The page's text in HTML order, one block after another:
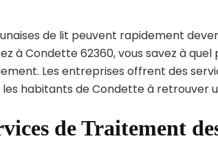
de lit peuvent rapidement
à Condette 62360, vous savez à
Les entreprises offrent des
habitants de Condette à retrouver
de Traitement